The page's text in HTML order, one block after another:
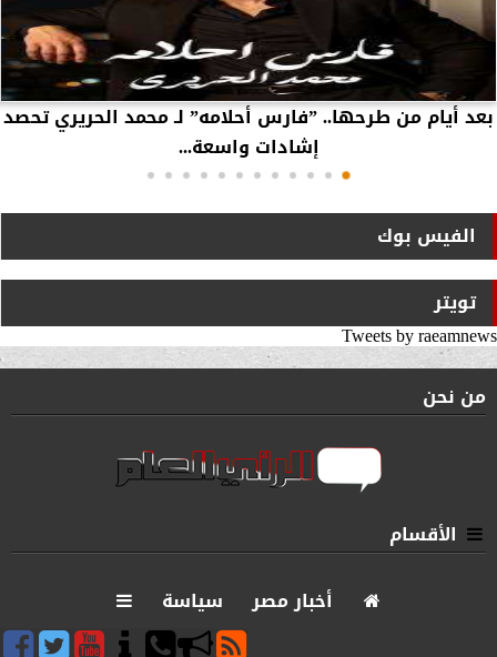
بعد أيام من طرحها.. ”فارس أحلامه” لـ محمد الحريري تحصد
إشادات واسعة...
الفيس بوك
تويتر
Tweets by raeamnews
من نحن
الأقسام
أخبار مصر
سياسة